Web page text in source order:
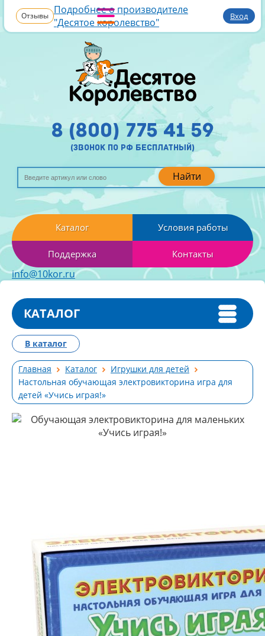
Отзывы Подробнее о производителе
"Десятое королевство"
Вход
Найти
8 (800) 775 41 59
(звонок по рф бесплатный)
Каталог Условия работы
Поддержка Контакты
info@10kor.ru
КАТАЛОГ
Главная Каталог
Игрушки для детей
Настольная обучающая электровикторина игра для
детей «Учись играя!»
В каталог